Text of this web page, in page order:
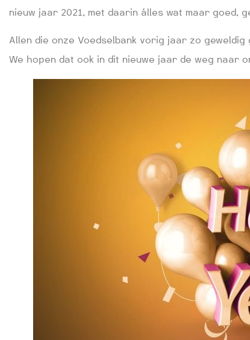
nieuw jaar 2021, met daarin álles wat maar goed,
Allen die onze Voedselbank vorig jaar zo geweldig
We hopen dat ook in dit nieuwe jaar de weg naar